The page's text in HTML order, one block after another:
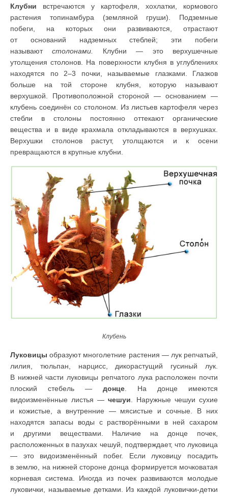
Клубни встречаются у картофеля, хохлатки, кормового
растения топинамбура (земляной груши). Подземные
побеги, на которых они развиваются, отрастают
от оснований надземных стеблей; эти побеги
называютстолонами.
Клубни — это верхушечные
утолщения столонов. На поверхности клубня в углублениях
находятся по 2–3 почки, называемые глазками. Глазков
больше на той стороне клубня, которую называют
верхушкой. Противоположной стороной — основанием —
клубень соединён со столоном. Из листьев картофеля через
стебли в столоны постоянно оттекают органические
вещества и в виде крахмала откладываются в верхушках.
Верхушки столонов растут, утолщаются и к осени
превращаются в крупные клубни.
Клубень
Луковицы образуют многолетние растения — лук репчатый,
лилия, тюльпан, нарцисс, дикорастущий гусиный лук.
В нижней части луковицы репчатого лука расположен почти
плоский стебель — донце. На донце имеются
видоизменённые листья — чешуи. Наружные чешуи сухие
и кожистые, а внутренние — мясистые и сочные. В них
находятся запасы воды с растворёнными в ней сахаром
и другими веществами. Наличие на донце почек,
расположенных в пазухах чешуй, подтверждает, что луковица
— это видоизменённый побег. Если луковицу посадить
в землю, на нижней стороне донца формируется мочковатая
корневая система. Иногда из почек развиваются молодые
луковички, называемые детками. Из каждой луковички-детки